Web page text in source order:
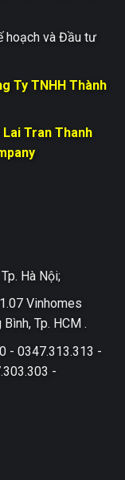
hoạch và Đầu tư
Ty TNHH Thành
Tran Thanh
Hà Nội;
Vinhomes
Tp. HCM .
- 0347.313.313 -
-